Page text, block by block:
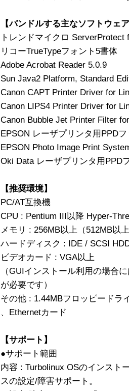
【バンドルする主なソフトウェ
トレンドマイクロ
リコーTrueTypeフォント5書体
Adobe Acrobat Reader 5.0.9
Sun Java2 Platform, Standard
Canon CAPT Printer Driver for
Canon LIPS4 Printer Driver for
Canon Bubble Jet Printer Filter
EPSON レーザプリンタ用PPD
EPSON Photo Image Print
Oki Data レーザプリンタ用PPD
【推奨環境】
PC/AT互換機
CPU : Pentium III以降 Hyper-
メモリ : 256MB以上（512MB以
ハードディスク : IDE / SCSI
ビデオカード : VGA以上
（GUIインストール利用の場合
が必要です）
その他 : 1.44MBフロッピードラ
、Ethernetカード
【サポート】
●サポート範囲
内容 : Turbolinux OSのインスト
スの設定/障害サポート。